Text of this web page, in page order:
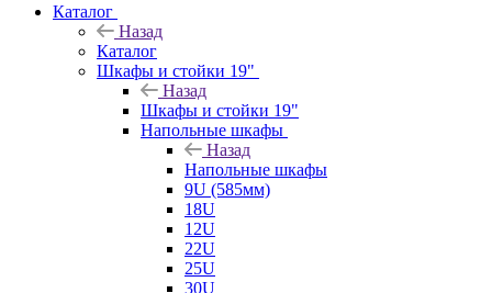
Каталог
Назад
Каталог
Шкафы и стойки 19"
Назад
Шкафы и стойки 19"
Напольные шкафы
Назад
Напольные шкафы
9U (585мм)
18U
12U
22U
25U
30U